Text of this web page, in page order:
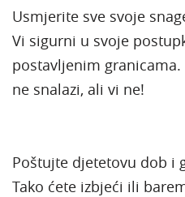
Usmjerite sve svoje
Vi sigurni u svoje
postavljenim
ne snalazi, ali vi ne!
Poštujte djetetovu dob i
Tako ćete izbjeći ili